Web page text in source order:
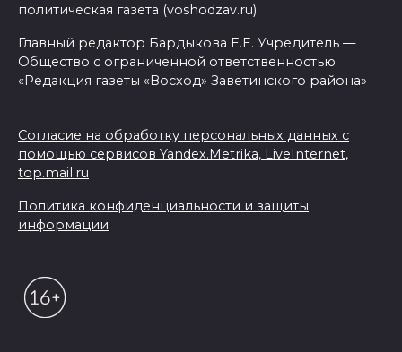
политическая газета (voshodzav.ru)
Главный редактор Бардыкова Е.Е. Учредитель —
Общество с ограниченной ответственностью
«Редакция газеты «Восход» Заветинского района»
Согласие на обработку персональных данных с
помощью сервисов Yandex.Metrika, LiveInternet,
top.mail.ru
Политика конфиденциальности и защиты
информации